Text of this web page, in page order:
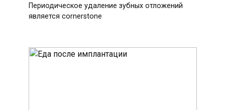
Периодическое удаление зубных отложений
является cornerstone